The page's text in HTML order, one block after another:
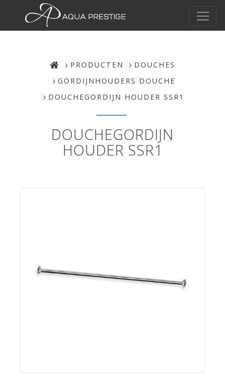
PRODUCTEN
DOUCHES
GORDIJNHOUDERS DOUCHE
DOUCHEGORDIJN HOUDER SSR1
DOUCHEGORDIJN
HOUDER SSR1